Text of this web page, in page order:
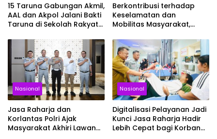
15 Taruna Gabungan Akmil,
AAL dan Akpol Jalani Bakti
Taruna di Sekolah Rakyat
Berkontribusi terhadap
Keselamatan dan
Mobilitas Masyarakat,
Penghargaan di Ajang
Transportasi Indonesia
Awards 2026
Nasional
Jasa Raharja dan
Korlantas Polri Ajak
Masyarakat Akhiri Lawan
Nasional
Digitalisasi Pelayanan Jadi
Kunci Jasa Raharja Hadir
Lebih Cepat bagi Korban